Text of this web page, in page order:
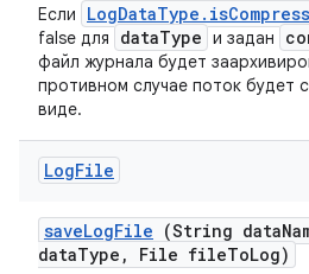
Если
false для
dataType и задан
файл журнала будет
противном случае поток будет
виде.
LogFile
saveLogFile (String data
dataType , File fileToLog)